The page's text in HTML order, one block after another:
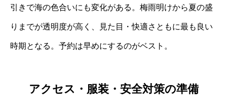
引きで海の色合いにも変化がある。梅雨明けから夏の盛
りまでが透明度が高く、見た目・快適さともに最も良い
時期となる。予約は早めにするのがベスト。
アクセス・服装・安全対策の準備